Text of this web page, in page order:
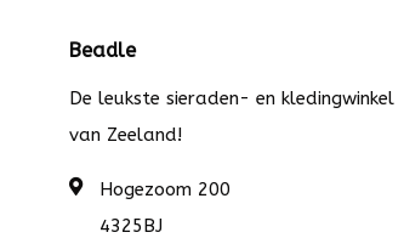
Beadle
De leukste sieraden- en kledingwinkel
van Zeeland!
Hogezoom 200
4325BJ